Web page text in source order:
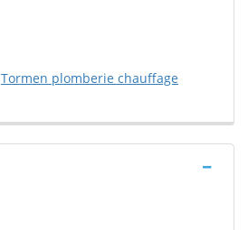
Tormen plomberie chauffage